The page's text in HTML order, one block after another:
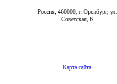
Россия, 460000, г. Оренбург, ул.
Советская, 6
Карта сайта